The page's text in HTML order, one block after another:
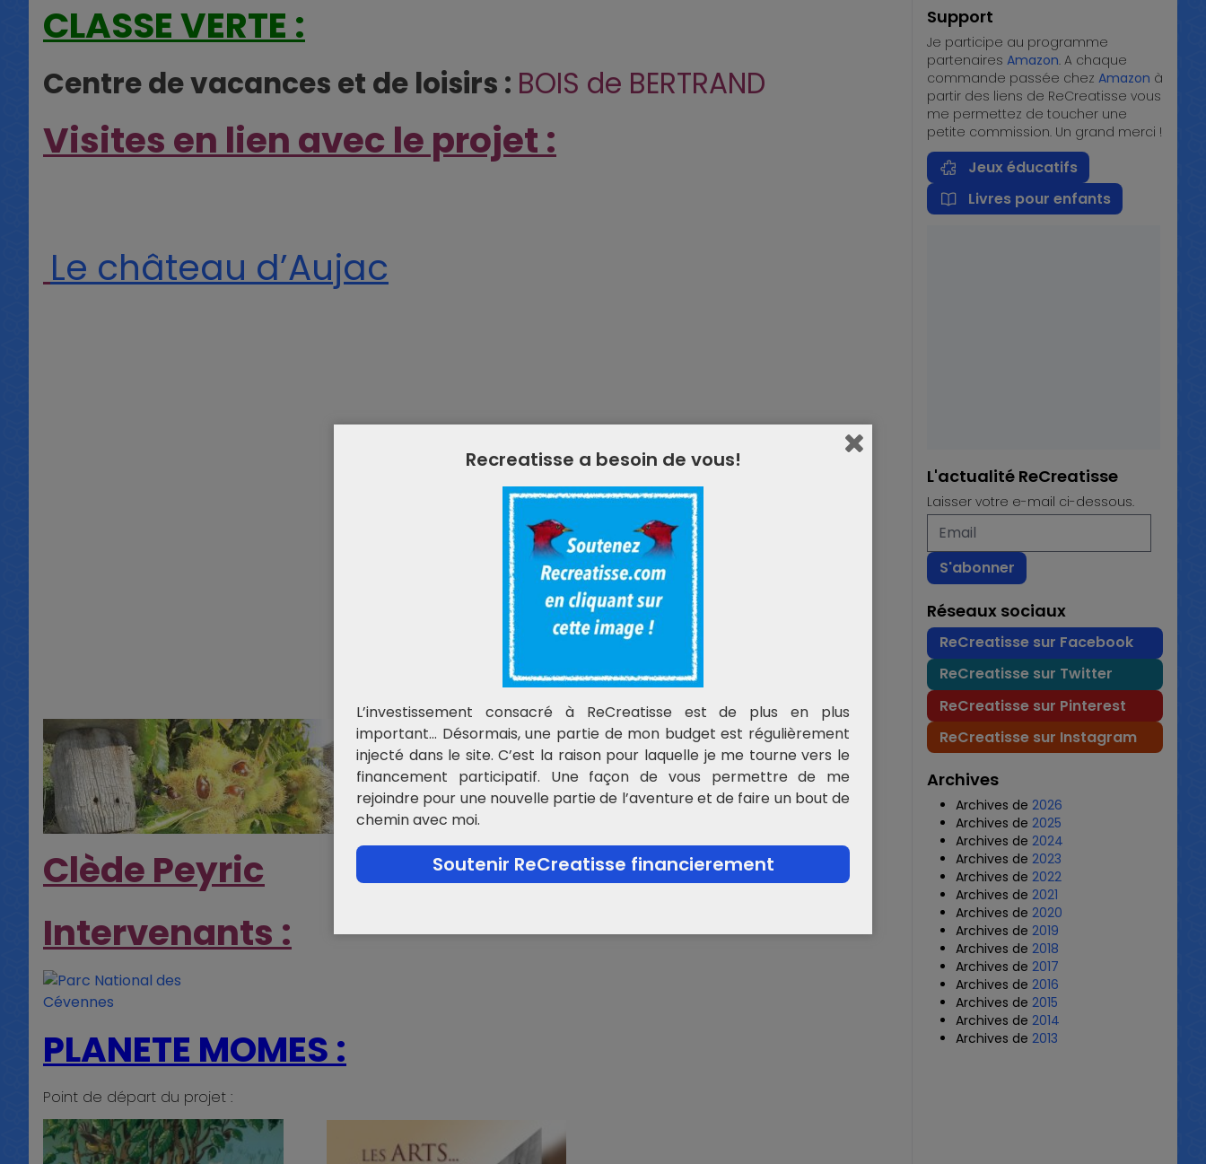
CLASSE VERTE :
Centre de vacances et de loisirs : BOIS de BERTRAND
Visites en lien avec le projet :
Le château d’Aujac
Clède Peyric
Intervenants :
PLANETE MOMES :
Point de départ du projet :
Support
Je participe au programme
partenaires Amazon. A chaque
commande passée chez Amazon à
partir des liens de ReCreatisse vous
me permettez de toucher une
petite commission. Un grand merci !
Jeux éducatifs
Livres pour enfants
L'actualité ReCreatisse
Laisser votre e-mail ci-dessous.
Réseaux sociaux
ReCreatisse sur Facebook
ReCreatisse sur Twitter
ReCreatisse sur Pinterest
ReCreatisse sur Instagram
Archives
Archives de 2026
Archives de 2025
Archives de 2024
Archives de 2023
Archives de 2022
Archives de 2021
Archives de 2020
Archives de 2019
Archives de 2018
Archives de 2017
Archives de 2016
Archives de 2015
Archives de 2014
Archives de 2013
Recreatisse a besoin de vous!
L’investissement consacré à ReCreatisse est de plus en plus
important… Désormais, une partie de mon budget est régulièrement
injecté dans le site. C’est la raison pour laquelle je me tourne vers le
financement participatif. Une façon de vous permettre de me
rejoindre pour une nouvelle partie de l’aventure et de faire un bout de
chemin avec moi.
Soutenir ReCreatisse financierement